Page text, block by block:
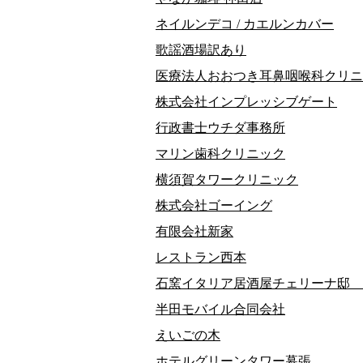
ネイルンデコ / カエルンカバー
歌謡酒場訳あり
医療法人おおつき耳鼻咽喉科クリ
株式会社インプレッシブゲート
行政書士ウチダ事務所
マリン歯科クリニック
横須賀タワークリニック
株式会社ゴーイング
有限会社新家
レストラン西本
石窯イタリア居酒屋チェリーナ邸
半田モバイル合同会社
えいごの木